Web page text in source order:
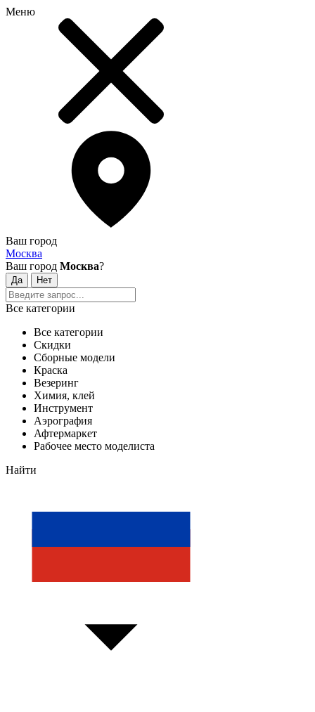
Меню
Ваш город
Москва
Ваш город Москва?
Все категории
Все категории
Скидки
Сборные модели
Краска
Везеринг
Химия, клей
Инструмент
Аэрография
Афтермаркет
Рабочее место моделиста
Найти